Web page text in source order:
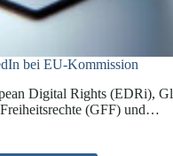
bei EU-Kommission
Digital Rights (EDRi),
(GFF) und…